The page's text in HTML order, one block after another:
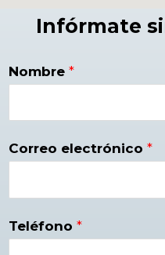
Infórmate
Nombre *
Correo electrónico *
Teléfono *